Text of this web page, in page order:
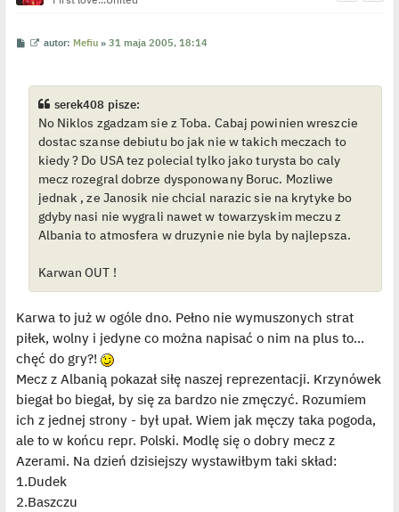
P
W
i
e
t
l
p
o
j
d
y
n
c
z
y
s
autor: Mefiu »31 maja 2005, 18:14
serek408 pisze:
No Niklos zgadzam sie z Toba. Cabaj powinien wreszcie
dostac szanse debiutu bo jak nie w takich meczach to
kiedy ? Do USA tez polecial tylko jako turysta bo caly
mecz rozegral dobrze dysponowany Boruc. Mozliwe
jednak , ze Janosik nie chcial narazic sie na krytyke bo
gdyby nasi nie wygrali nawet w towarzyskim meczu z
Albania to atmosfera w druzynie nie byla by najlepsza.
Karwan OUT !
Karwa to już w ogóle dno. Pełno nie wymuszonych strat
piłek, wolny i jedyne co można napisać o nim na plus to...
chęć do gry?!
Mecz z Albanią pokazał siłę naszej reprezentacji. Krzynówek
biegał bo biegał, by się za bardzo nie zmęczyć. Rozumiem
ich z jednej strony - był upał. Wiem jak męczy taka pogoda,
ale to w końcu repr. Polski. Modlę się o dobry mecz z
Azerami. Na dzień dzisiejszy wystawiłbym taki skład:
1.Dudek
2.Baszczu